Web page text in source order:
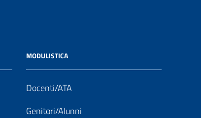
MODULISTICA
Docenti/ATA
Genitori/Alunni